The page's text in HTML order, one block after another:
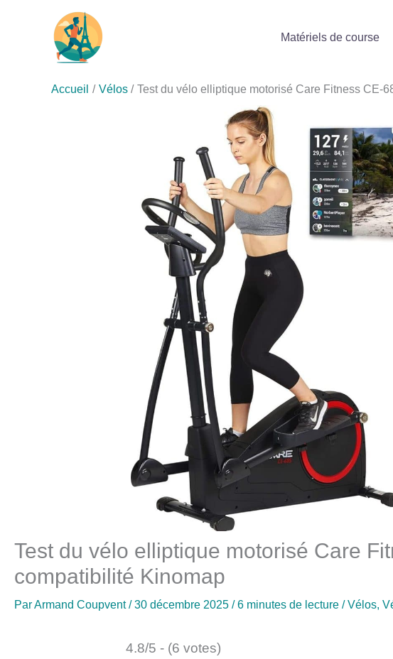
Matériels de course
Accueil Vélos Test du vélo elliptique motorisé Care Fitness CE-
Test du vélo elliptique motorisé Care
compatibilité Kinomap
ParArmand Coupvent/30 décembre 2025 /6 minutes de lecture /Vélos,
4.8/5 - (6 votes)